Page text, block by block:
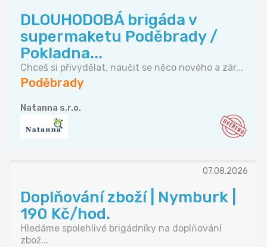
DLOUHODOBÁ brigáda v
supermaketu Poděbrady /
Pokladna...
Chceš si přivydělat, naučit se něco nového a zár...
Poděbrady
Natanna s.r.o.
07.08.2026
Doplňování zboží | Nymburk |
190 Kč/hod.
Hledáme spolehlivé brigádníky na doplňování
zbož...